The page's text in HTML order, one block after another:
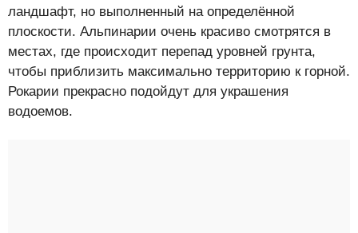
ландшафт, но выполненный на определённой
плоскости. Альпинарии очень красиво смотрятся в
местах, где происходит перепад уровней грунта,
чтобы приблизить максимально территорию к горной.
Рокарии прекрасно подойдут для украшения
водоемов.